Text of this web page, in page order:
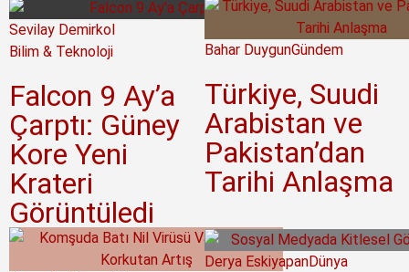
Sevilay Demirkol
Bilim & Teknoloji
Falcon 9 Ay’a
Çarptı: Güney
Kore Yeni
Krateri
Görüntüledi
Bahar DuygunGündem
Türkiye, Suudi
Arabistan ve
Pakistan’dan
Tarihi Anlaşma
Derya EskiyapanDünya